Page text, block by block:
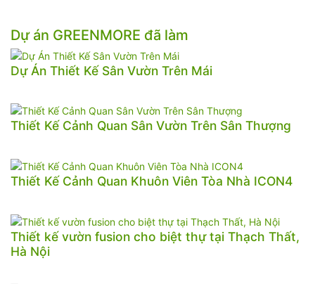
Dự án GREENMORE đã làm
Dự Án Thiết Kế Sân Vườn Trên Mái
Thiết Kế Cảnh Quan Sân Vườn Trên Sân Thượng
Thiết Kế Cảnh Quan Khuôn Viên Tòa Nhà ICON4
Thiết kế vườn fusion cho biệt thự tại Thạch Thất,
Hà Nội